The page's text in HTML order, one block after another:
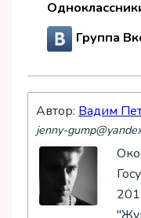
Группа
Автор: Вадим
jenny-